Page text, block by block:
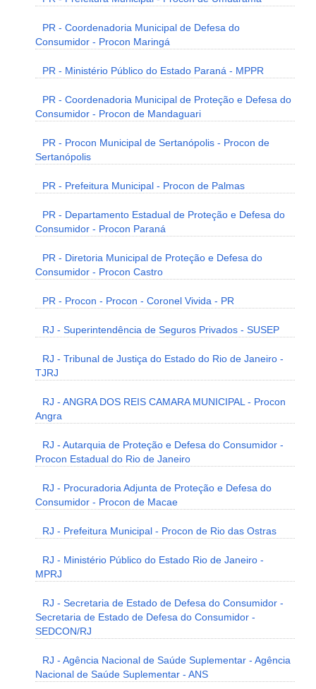
PR - Coordenadoria Municipal de Defesa do
Consumidor - Procon Maringá
PR - Ministério Público do Estado Paraná - MPPR
PR - Coordenadoria Municipal de Proteção e Defesa do
Consumidor - Procon de Mandaguari
PR - Procon Municipal de Sertanópolis - Procon de
Sertanópolis
PR - Prefeitura Municipal - Procon de Palmas
PR - Departamento Estadual de Proteção e Defesa do
Consumidor - Procon Paraná
PR - Diretoria Municipal de Proteção e Defesa do
Consumidor - Procon Castro
PR - Procon - Procon - Coronel Vivida - PR
RJ - Superintendência de Seguros Privados - SUSEP
RJ - Tribunal de Justiça do Estado do Rio de Janeiro -
TJRJ
RJ - ANGRA DOS REIS CAMARA MUNICIPAL - Procon
Angra
RJ - Autarquia de Proteção e Defesa do Consumidor -
Procon Estadual do Rio de Janeiro
RJ - Procuradoria Adjunta de Proteção e Defesa do
Consumidor - Procon de Macae
RJ - Prefeitura Municipal - Procon de Rio das Ostras
RJ - Ministério Público do Estado Rio de Janeiro -
MPRJ
RJ - Secretaria de Estado de Defesa do Consumidor -
Secretaria de Estado de Defesa do Consumidor -
SEDCON/RJ
RJ - Agência Nacional de Saúde Suplementar - Agência
Nacional de Saúde Suplementar - ANS